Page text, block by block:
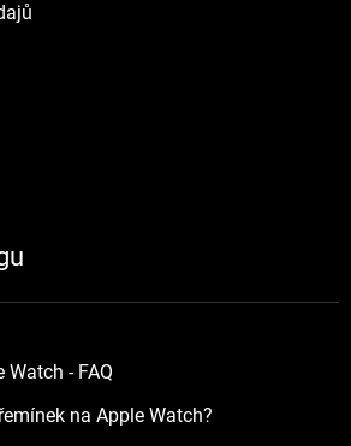
Watch - FAQ
na Apple Watch?